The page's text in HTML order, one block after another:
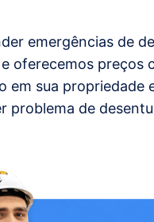
emergências de
oferecemos preços
sua propriedade
problema de